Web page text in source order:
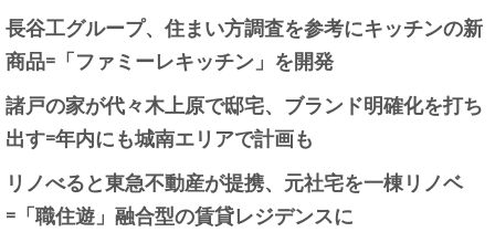
長谷工グループ、住まい方調査を参考にキッチンの新
商品=「ファミーレキッチン」を開発
諸戸の家が代々木上原で邸宅、ブランド明確化を打ち
出す=年内にも城南エリアで計画も
リノべると東急不動産が提携、元社宅を一棟リノベ
=「職住遊」融合型の賃貸レジデンスに